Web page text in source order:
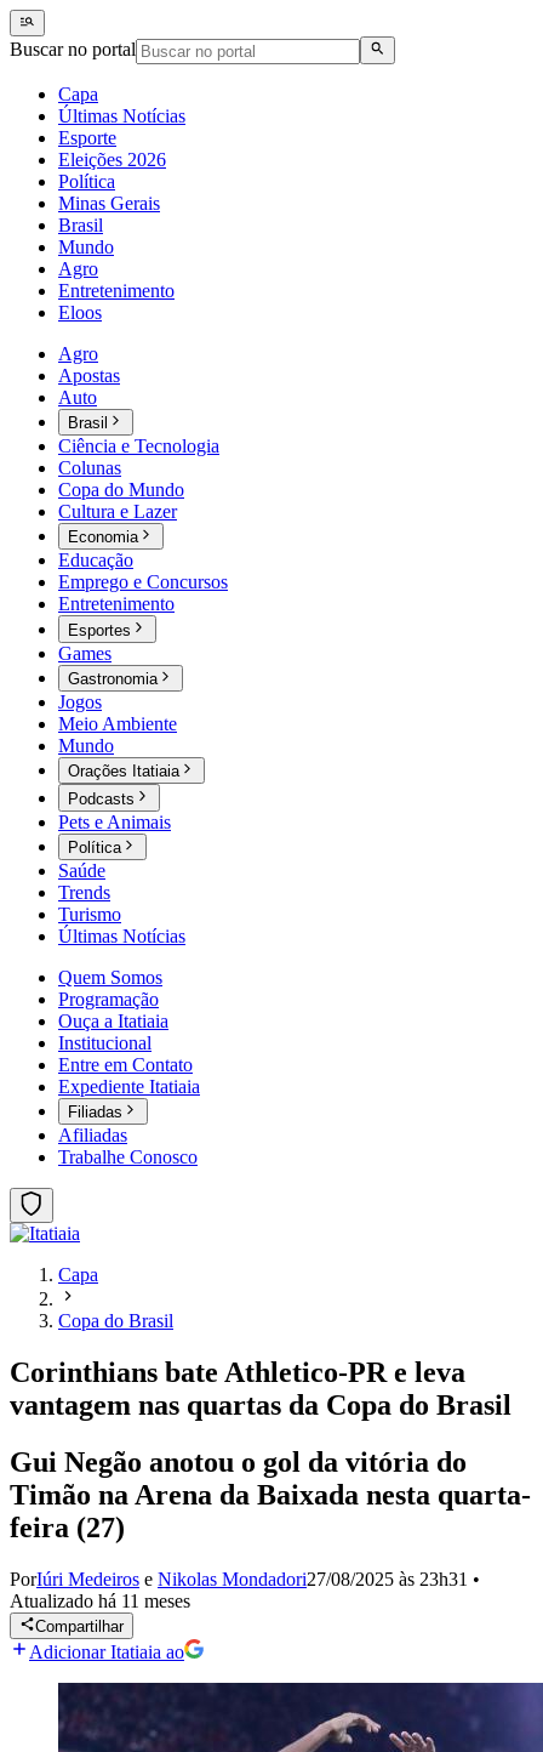
Buscar no portal
Capa
Últimas Notícias
Esporte
Eleições 2026
Política
Minas Gerais
Brasil
Mundo
Agro
Entretenimento
Eloos
Agro
Apostas
Auto
Brasil
Ciência e Tecnologia
Colunas
Copa do Mundo
Cultura e Lazer
Economia
Educação
Emprego e Concursos
Entretenimento
Esportes
Games
Gastronomia
Jogos
Meio Ambiente
Mundo
Orações Itatiaia
Podcasts
Pets e Animais
Política
Saúde
Trends
Turismo
Últimas Notícias
Quem Somos
Programação
Ouça a Itatiaia
Institucional
Entre em Contato
Expediente Itatiaia
Filiadas
Afiliadas
Trabalhe Conosco
Capa
Copa do Brasil
Corinthians bate Athletico-PR e leva
vantagem nas quartas da Copa do Brasil
Gui Negão anotou o gol da vitória do
Timão na Arena da Baixada nesta quarta-
feira (27)
PorIúri Medeiros e Nikolas Mondadori27/08/2025 às 23h31 •
Atualizado há 11 meses
Compartilhar
Adicionar Itatiaia ao